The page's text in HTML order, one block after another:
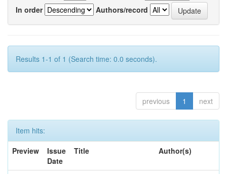
In order
Authors/record
Results 1-1 of 1 (Search time: 0.0 seconds).
previous 1 next
Item hits:
Preview
Issue
Date
Title Author(s)